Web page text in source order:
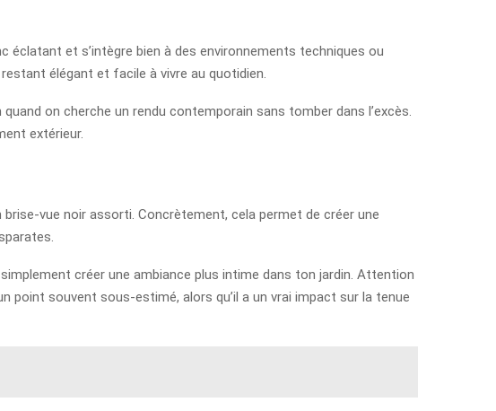
éclatant et s’intègre bien à des environnements techniques ou
élégant et facile à vivre au quotidien.
on cherche un rendu contemporain sans tomber dans l’excès.
extérieur.
vue noir assorti. Concrètement, cela permet de créer une
créer une ambiance plus intime dans ton jardin. Attention
point souvent sous-estimé, alors qu’il a un vrai impact sur la tenue